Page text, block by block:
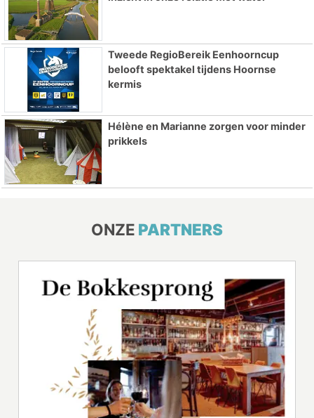
Tweede RegioBereik Eenhoorncup
belooft spektakel tijdens Hoornse
kermis
Hélène en Marianne zorgen voor minder
prikkels
ONZE PARTNERS